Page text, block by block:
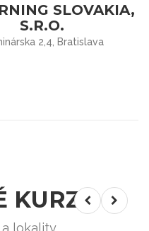
SLOVAKIA,
S.R.O.
2,4, Bratislava
KURZY
lokality